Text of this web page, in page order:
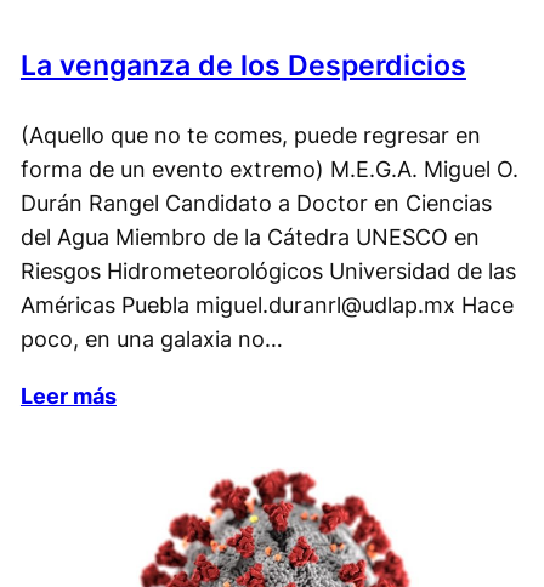
La venganza de los Desperdicios
(Aquello que no te comes, puede regresar en
forma de un evento extremo) M.E.G.A. Miguel O.
Durán Rangel Candidato a Doctor en Ciencias
del Agua Miembro de la Cátedra UNESCO en
Riesgos Hidrometeorológicos Universidad de las
Américas Puebla miguel.duranrl@udlap.mx Hace
poco, en una galaxia no…
Leer más